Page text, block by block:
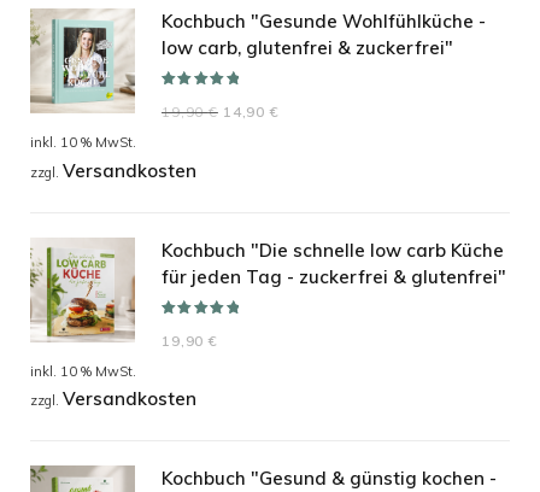
Kochbuch "Gesunde Wohlfühlküche -
low carb, glutenfrei & zuckerfrei"
5.00von 5
19,90€ Ursprünglicher
14,90 €
inkl. 10 % MwSt.
zzgl. Versandkosten
Kochbuch "Die schnelle low carb Küche
für jeden Tag - zuckerfrei & glutenfrei"
5.00 von 5
19,90€
inkl. 10 % MwSt.
zzgl. Versandkosten
Kochbuch "Gesund & günstig kochen -